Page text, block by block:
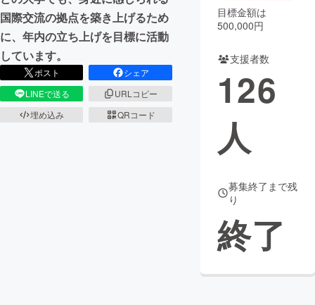
CAMPFIRE for Social Good
CAMPFIRE Creation
CAMPFIREふるさと納税machi-ya コミュニティ
国際交流の拠点を築き上げるため
に、年内の立ち上げを目標に活動
しています。
ポスト
シェア
LINEで送る
URLコピー
埋め込み
QRコード
目標金額は
500,000円
支援者数
126
人
募集終了まで残
り
終了